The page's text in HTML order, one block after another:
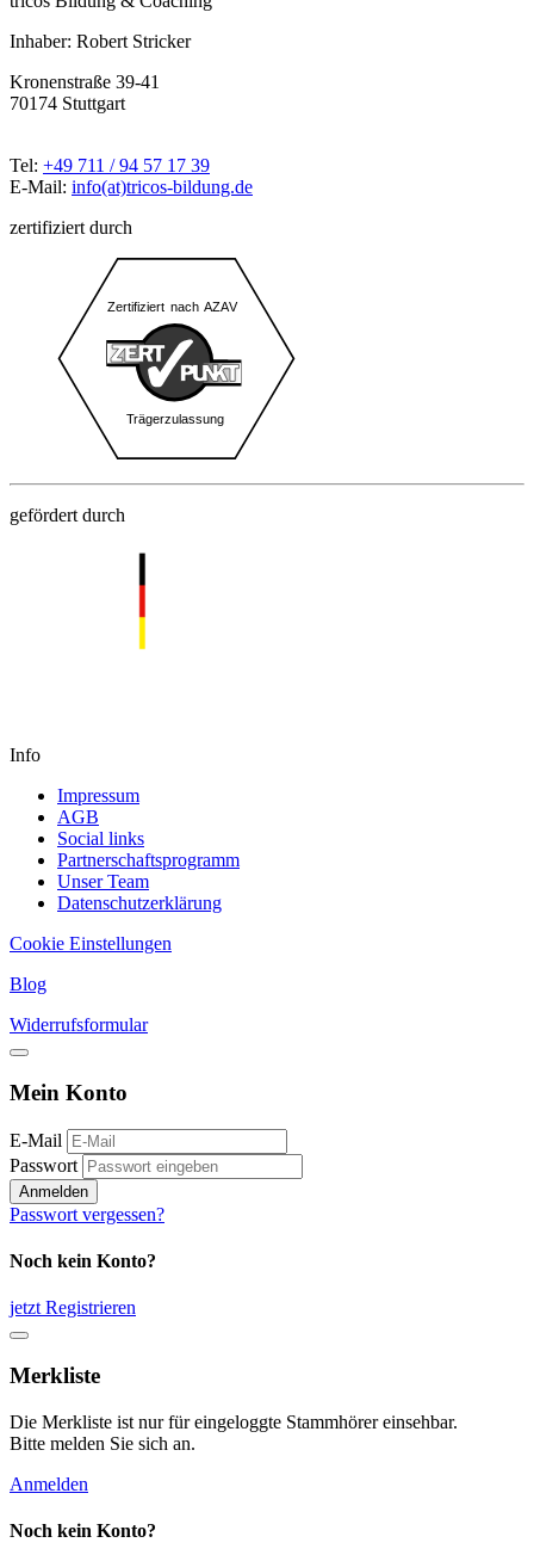
Inhaber: Robert Stricker
Kronenstraße 39-41
70174 Stuttgart
Tel: +49 711 / 94 57 17 39
E-Mail: info(at)tricos-bildung.de
zertifiziert durch
gefördert durch
Info
Impressum
AGB
Social links
Partnerschaftsprogramm
Unser Team
Datenschutzerklärung
Cookie Einstellungen
Blog
Widerrufsformular
Mein Konto
E-Mail
Passwort
Anmelden
Passwort vergessen?
Noch kein Konto?
jetzt Registrieren
Merkliste
Die Merkliste ist nur für eingeloggte Stammhörer einsehbar.
Bitte melden Sie sich an.
Anmelden
Noch kein Konto?